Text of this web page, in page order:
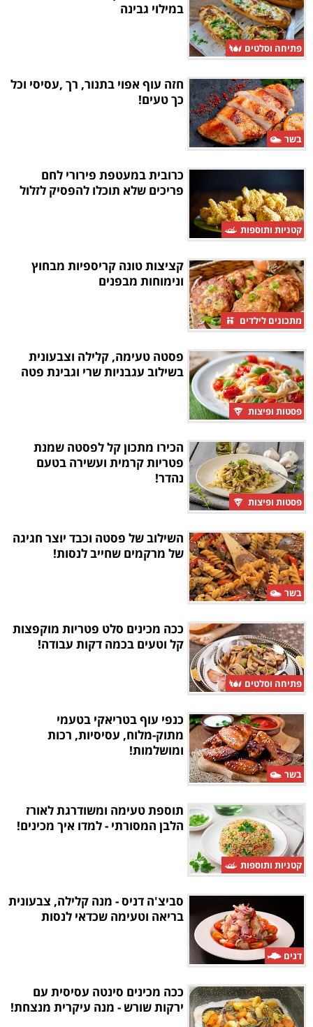
פתיחה וסלטים
במילוי גבינה
בשר
חזה עוף אפוי בתנור, רך ,עסיסי וכל
כך טעים!
קטניות ותוספות
כרובית במעטפת פירורי לחם
פריכים שלא תוכלו להפסיק לזלול
מתכונים לילדים
קציצות טונה קריספיות מבחוץ
ונימוחות מבפנים
פסטות ופיצות
פסטה טעימה, קלילה וצבעונית
בשילוב עגבניות שרי וגבינת פטה
פסטות ופיצות
הכירו מתכון קל לפסטה שמנת
פטריות קרמית ועשירה בטעם
נהדר!
בשר
השילוב של פסטה וכבד יוצר חגיגה
של מרקמים שחייב לנסות!
פתיחה וסלטים
ככה מכינים סלט פטריות מוקפצות
קל וטעים בכמה דקות עבודה!
בשר
כנפי עוף בטריאקי בטעמי
מתוק-מלוח, עסיסיות, רכות
ומושלמות!
קטניות ותוספות
תוספת טעימה ומשודרגת לאורז
הלבן המסורתי - למדו איך מכינים!
דגים
סביצ'ה דניס - מנה קלילה, צבעונית
בריאה וטעימה שכדאי לנסות
ככה מכינים סינטה עסיסית עם
ירקות שורש - מנה עיקרית מנצחת!